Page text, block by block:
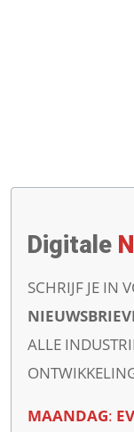
Digitale
SCHRIJF JE IN
ALLE
MAANDAG: